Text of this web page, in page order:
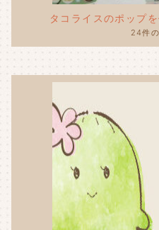
タコライスのポップ
24件